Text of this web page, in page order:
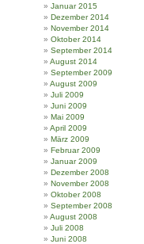
Januar 2015
Dezember 2014
November 2014
Oktober 2014
September 2014
August 2014
September 2009
August 2009
Juli 2009
Juni 2009
Mai 2009
April 2009
März 2009
Februar 2009
Januar 2009
Dezember 2008
November 2008
Oktober 2008
September 2008
August 2008
Juli 2008
Juni 2008